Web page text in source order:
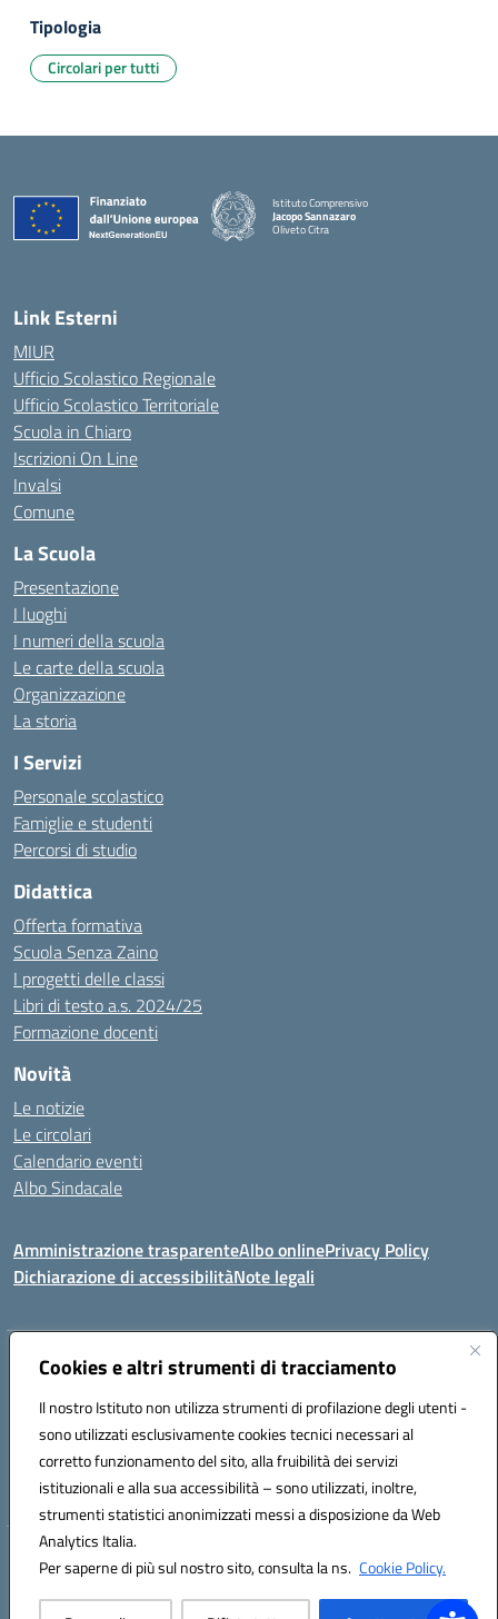
Cookies e altri strumenti di tracciamento
Il nostro Istituto non utilizza strumenti di profilazione degli utenti -
sono utilizzati esclusivamente cookies tecnici necessari al
corretto funzionamento del sito, alla fruibilità dei servizi
istituzionali e alla sua accessibilità – sono utilizzati, inoltre,
strumenti statistici anonimizzati messi a disposizione da Web
Analytics Italia.
Per saperne di più sul nostro sito, consulta la ns. Cookie Policy.
Tipologia
Circolari per tutti
Istituto Comprensivo
Jacopo Sannazaro
Oliveto Citra
Link Esterni
MIUR
Ufficio Scolastico Regionale
Ufficio Scolastico Territoriale
Scuola in Chiaro
Iscrizioni On Line
Invalsi
Comune
La Scuola
Presentazione
I luoghi
I numeri della scuola
Le carte della scuola
Organizzazione
La storia
I Servizi
Personale scolastico
Famiglie e studenti
Percorsi di studio
Didattica
Offerta formativa
Scuola Senza Zaino
I progetti delle classi
Libri di testo a.s. 2024/25
Formazione docenti
Novità
Le notizie
Le circolari
Calendario eventi
Albo Sindacale
Amministrazione trasparenteAlbo onlinePrivacy Policy
Dichiarazione di accessibilitàNote legali
Indirizzo:Via Felice Cavallotti, 15 -84020 - Oliveto Citra
Posta elettronica certificata (PEC):saic81300d@pec.istruzione.it
Codice fiscale: 82005110653
Codice meccanografico: SAIC81300D
Hosting & Powered by 3D Solution S.r.l.
Concept & Design by Designers Italia